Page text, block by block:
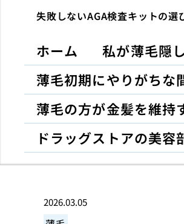
失敗しないAGA検査キットの
ホーム 私が薄毛隠
薄毛初期にやりがちな
薄毛の方が金髪を維持
ドラッグストアの美
2026.03.05